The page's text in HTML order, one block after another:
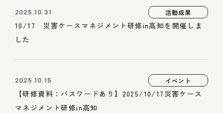
2025.10.31 活動成果
10/17 災害ケースマネジメント研修in高知を開催しま
した
2025.10.15 イベント
【研修資料：パスワードあり】2025/10/17災害ケース
マネジメント研修in高知